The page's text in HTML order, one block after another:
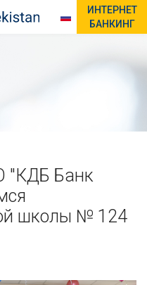
ИНТЕРНЕТ
БАНКИНГ
"КДБ Банк
школы № 124